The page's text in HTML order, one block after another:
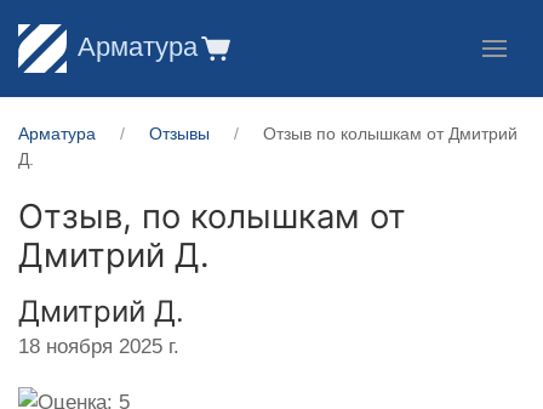
Арматура
Арматура Отзывы
Отзыв по колышкам от Дмитрий
Д.
Отзыв, по колышкам от
Дмитрий Д.
Дмитрий Д.
18 ноября 2025 г.